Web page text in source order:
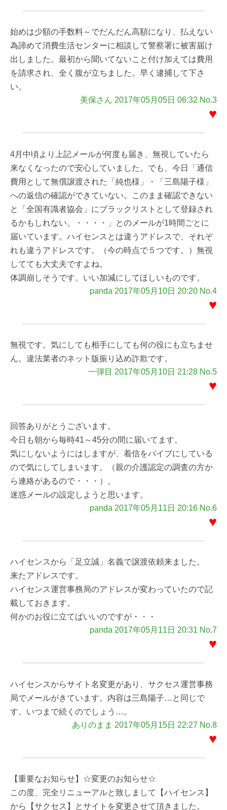
始めは少額の手数料～でだんだん高額になり、払えない
為諦めて消費生活センターに相談して警察署に被害届け
出しました。最初から聞いてないこと付け加えては費用
を請求され、全く腹が立ちました。早く逮捕して下さ
い。
美保さん 2017年05月05日 06:32 No.3
♥
4月中頃より上記メールが何度も届き、無視していたら
来なくなったので安心していました。でも、今日「通信
費用として無償譲渡された「純也様」・「三島陽子様」
への返信の確認ができていない。このまま確認できない
と「全国有識者協会」にブラックリストとして登録され
るかもしれない。・・・・」とのメールが1時間ごとに
届いています。ハイセンスとは違うアドレスで、それぞ
れも違うアドレスです。（今の時点で５つです。）無視
してても大丈夫ですよね。
体調崩しそうです。いい加減にしてほしいものです。
panda 2017年05月10日 20:20 No.4
♥
無視です。気にしても相手にしても何の役にも立ちませ
ん。違法業者のネット版振り込め詐欺です。
一弾目 2017年05月10日 21:28 No.5
♥
回答ありがとうございます。
今日も朝から毎時41～45分の間に届いてます。
気にしないようにはしますが、着信をバイブにしている
ので気にしてしまいます。（親の介護認定の調査の方か
ら連絡があるので・・・）。
迷惑メールの設定しようと思います。
panda 2017年05月11日 20:16 No.6
♥
ハイセンスから「足立誠」名義で譲渡依頼来ました。
来たアドレスです。
ハイセンス運営事務局のアドレスが変わっていたので記
載しておきます。
何かのお役に立てばいいのですが・・・
panda 2017年05月11日 20:31 No.7
♥
ハイセンスからサイト名変更があり、サクセス運営事務
局でメールがきています。内容は三島陽子…と同じで
す。いつまで続くのでしょう…。
ありのまま 2017年05月15日 22:27 No.8
♥
【重要なお知らせ】☆変更のお知らせ☆
この度、完全リニューアルと致しまして【ハイセンス】
から【サクセス】とサイトを変更させて頂きました。